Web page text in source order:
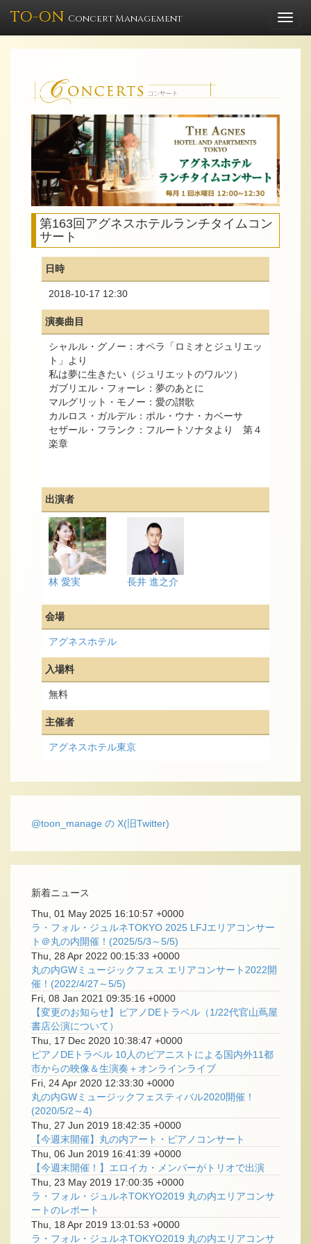
TO-ON Concert Management
第163回アグネスホテルランチタイムコン
サート
日時
2018-10-17 12:30
演奏曲目
シャルル・グノー：オペラ「ロミオとジュリエッ
ト」より
私は夢に生きたい（ジュリエットのワルツ）
ガブリエル・フォーレ：夢のあとに
マルグリット・モノー：愛の讃歌
カルロス・ガルデル：ポル・ウナ・カベーサ
セザール・フランク：フルートソナタより 第４
楽章
出演者
林 愛実 長井 進之介
会場
アグネスホテル
入場料
無料
主催者
アグネスホテル東京
@toon_manage の X(旧Twitter)
新着ニュース
Thu, 01 May 2025 16:10:57 +0000
ラ・フォル・ジュルネTOKYO 2025 LFJエリアコンサー
ト＠丸の内開催！(2025/5/3～5/5)
Thu, 28 Apr 2022 00:15:33 +0000
丸の内GWミュージックフェス エリアコンサート2022開
催！(2022/4/27～5/5)
Fri, 08 Jan 2021 09:35:16 +0000
【変更のお知らせ】ピアノDEトラベル（1/22代官山蔦屋
書店公演について）
Thu, 17 Dec 2020 10:38:47 +0000
ピアノDEトラベル 10人のピアニストによる国内外11都
市からの映像＆生演奏＋オンラインライブ
Fri, 24 Apr 2020 12:33:30 +0000
丸の内GWミュージックフェスティバル2020開催！
(2020/5/2～4)
Thu, 27 Jun 2019 18:42:35 +0000
【今週末開催】丸の内アート・ピアノコンサート
Thu, 06 Jun 2019 16:41:39 +0000
【今週末開催！】エロイカ・メンバーがトリオで出演
Thu, 23 May 2019 17:00:35 +0000
ラ・フォル・ジュルネTOKYO2019 丸の内エリアコンサ
ートのレポート
Thu, 18 Apr 2019 13:01:53 +0000
ラ・フォル・ジュルネTOKYO2019 丸の内エリアコンサ